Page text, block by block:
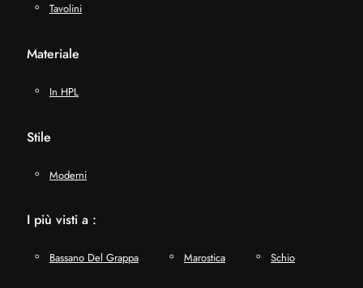
Tavolini
Materiale
In HPL
Stile
Moderni
I più visti a :
Bassano Del Grappa Marostica Schio